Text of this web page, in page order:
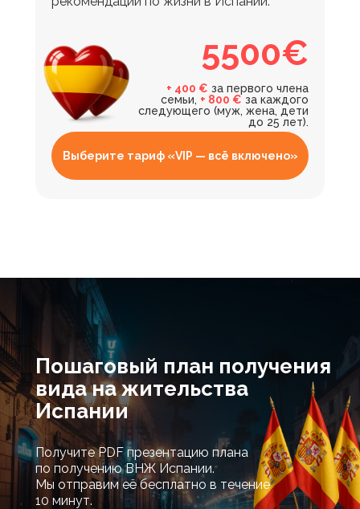
5500€
+ 400 € за первого члена
семьи, + 800 € за каждого
следующего (муж, жена, дети
до 25 лет).
Выберите тариф «VIP — всё включено»
Пошаговый план получения
вида на жительства
Испании
Получите PDF презентацию плана
по получению ВНЖ Испании.
Мы отправим её бесплатно в течение
10 минут.